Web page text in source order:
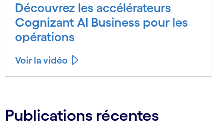
Découvrez les accélérateurs
Cognizant AI Business pour les
opérations
Voir la vidéo
Publications récentes